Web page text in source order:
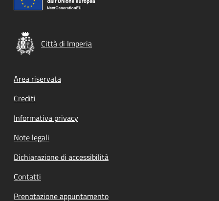
Città di Imperia
Footer menu
Area riservata
Crediti
Informativa privacy
Note legali
Dichiarazione di accessibilità
Contatti
Prenotazione appuntamento